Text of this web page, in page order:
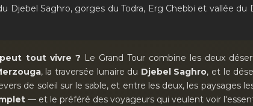
Djebel Saghro, gorges du Todra, Erg Chebbi et vallée du
tout vivre ? Le Grand Tour combine les deux
, la traversée lunaire du Djebel Saghro, et le
de soleil sur le sable, et entre les deux, les paysages
— et le préféré des voyageurs qui veulent voir